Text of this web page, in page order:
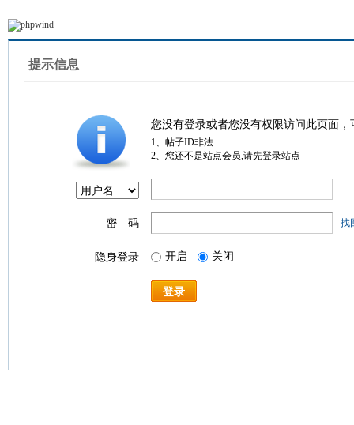
提示信息
您没有登录或者您没有权限访问此页面
1、帖子ID非法
2、您还不是站点会员,请先登录站点
密 码 找
隐身登录 开启 关闭
登录